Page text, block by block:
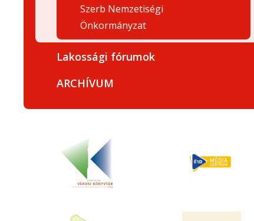
Szerb Nemzetiségi
Önkormányzat
Lakossági fórumok
ARCHÍVUM